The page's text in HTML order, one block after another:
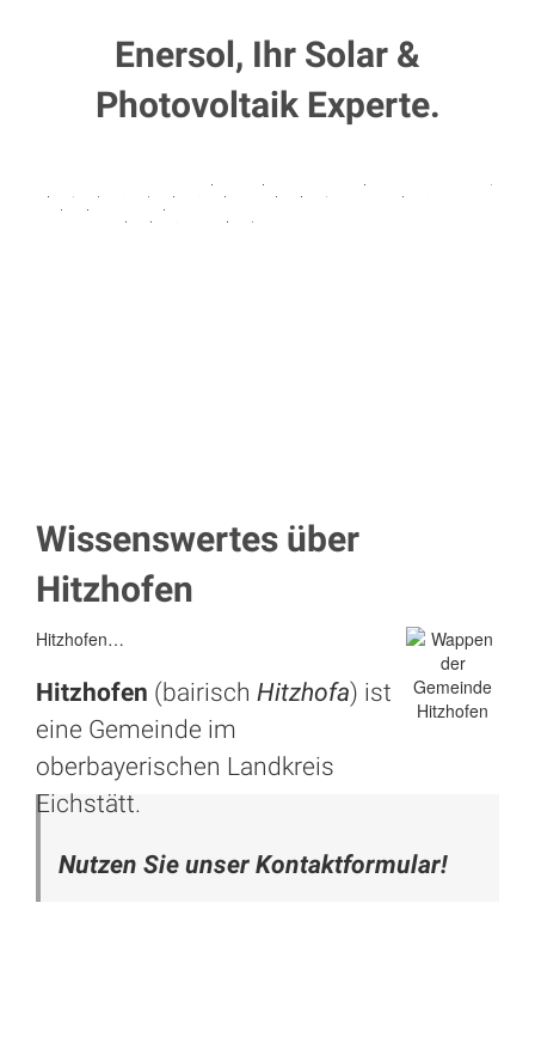
Enersol, Ihr Solar &
Photovoltaik Experte.
Wissenswertes über
Hitzhofen
Hitzhofen…
Hitzhofen (bairisch Hitzhofa) ist
eine Gemeinde im
oberbayerischen Landkreis
Eichstätt.
Nutzen Sie unser Kontaktformular!